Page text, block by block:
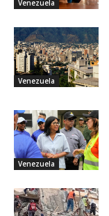
Venezuela
Venezuela
Venezuela